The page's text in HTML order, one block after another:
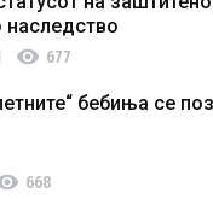
наследство
visibility 677
бебиња се
668